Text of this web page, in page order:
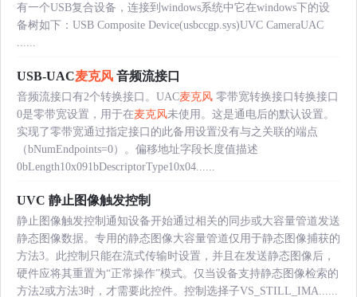
有一个USB复合设备，连接到windows系统中它在windows下的设
备树如下：USB Composite Device(usbccgp.sys)UVC CameraUAC
USB-UAC麦克风 音频流接口
音频流接口有2个转换接口。UAC麦克风 零带宽转换接口转换接口
0是零带宽设置，用于在麦克风未使用。这是通电后的默认设置。
实现了零带宽通过指定接口的此备用设置没有与之关联的端点
（bNumEndpoints=0）。偏移地址字段长度值描述
0bLength10x091bDescriptorType10x04......
UVC 静止图像触发控制
静止图像触发控制通知设备开始通过相关的同步或大容量管道发送
静态图像数据。专用的静态图像大容量管道仅用于静态图像捕获的
方法3。此控制只能在流式传输时设置，并且在发送静态图像后，
硬件应将其重置为“正常操作”模式。仅当设备支持静态图像检索的
方法2或方法3时，才需要此控件。控制选择子VS_STILL_IMA......